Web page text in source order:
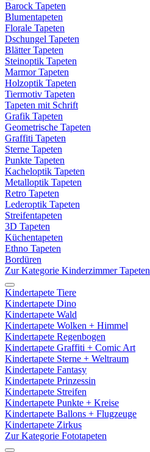
Barock Tapeten
Blumentapeten
Florale Tapeten
Dschungel Tapeten
Blätter Tapeten
Steinoptik Tapeten
Marmor Tapeten
Holzoptik Tapeten
Tiermotiv Tapeten
Tapeten mit Schrift
Grafik Tapeten
Geometrische Tapeten
Graffiti Tapeten
Sterne Tapeten
Punkte Tapeten
Kacheloptik Tapeten
Metalloptik Tapeten
Retro Tapeten
Lederoptik Tapeten
Streifentapeten
3D Tapeten
Küchentapeten
Ethno Tapeten
Bordüren
Zur Kategorie Kinderzimmer Tapeten
Kindertapete Tiere
Kindertapete Dino
Kindertapete Wald
Kindertapete Wolken + Himmel
Kindertapete Regenbogen
Kindertapete Graffiti + Comic Art
Kindertapete Sterne + Weltraum
Kindertapete Fantasy
Kindertapete Prinzessin
Kindertapete Streifen
Kindertapete Punkte + Kreise
Kindertapete Ballons + Flugzeuge
Kindertapete Zirkus
Zur Kategorie Fototapeten